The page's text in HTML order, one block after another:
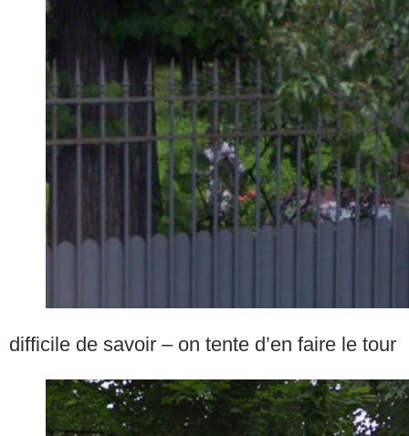
difficile de savoir – on tente d’en faire le tour